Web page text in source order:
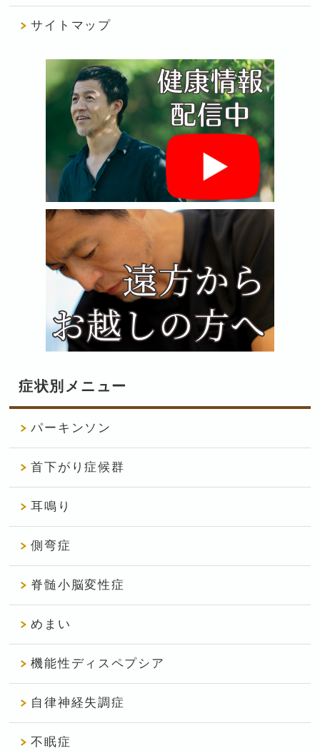
サイトマップ
症状別メニュー
パーキンソン
首下がり症候群
耳鳴り
側弯症
脊髄小脳変性症
めまい
機能性ディスペプシア
自律神経失調症
不眠症